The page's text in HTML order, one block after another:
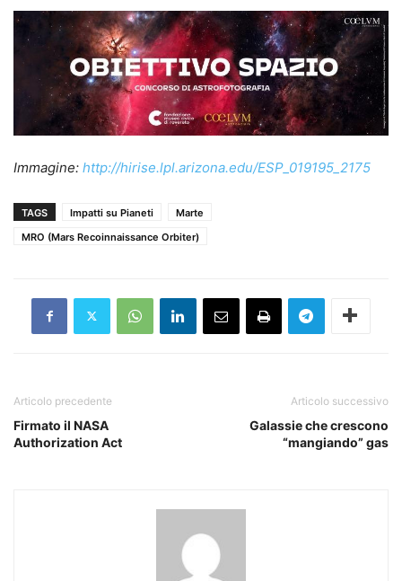
Immagine: http://hirise.lpl.arizona.edu/ESP_019195_2175
TAGS Impatti su Pianeti
Marte
MRO (Mars Recoinnaissance Orbiter)
Articolo precedente
Firmato il NASA
Authorization Act
Articolo successivo
Galassie che crescono
“mangiando” gas